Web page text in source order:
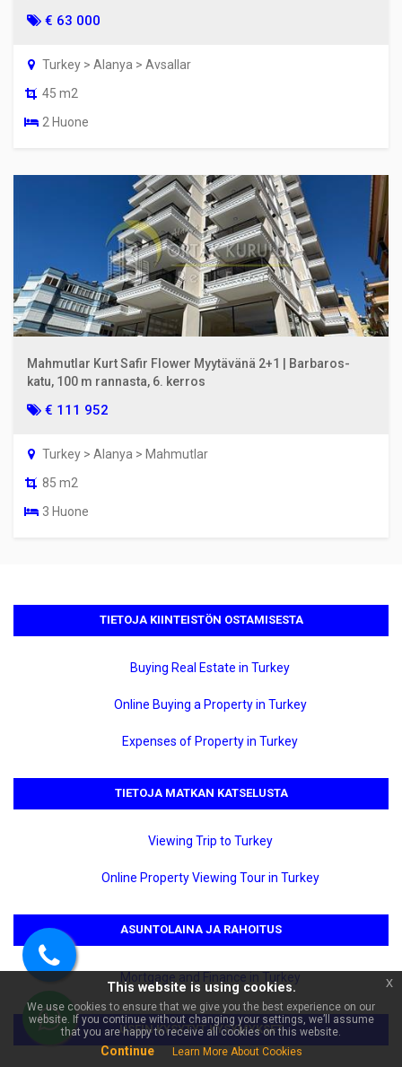
€ 63 000
Turkey > Alanya > Avsallar
45 m2
2 Huone
Mahmutlar Kurt Safir Flower Myytävänä 2+1 | Barbaros-
katu, 100 m rannasta, 6. kerros
€ 111 952
Turkey > Alanya > Mahmutlar
85 m2
3 Huone
TIETOJA KIINTEISTÖN OSTAMISESTA
Buying Real Estate in Turkey
Online Buying a Property in Turkey
Expenses of Property in Turkey
TIETOJA MATKAN KATSELUSTA
Viewing Trip to Turkey
Online Property Viewing Tour in Turkey
ASUNTOLAINA JA RAHOITUS
Mortgage and Finance in Turkey
USEIN KYSYTYT KYSYMYKSET
Soita
meille
WhatsApp
This website is using cookies.
We use cookies to ensure that we give you the best experience on our
website. If you continue without changing your settings, we’ll assume
that you are happy to receive all cookies on this website.
Continue Learn More About Cookies
x
🏠 Kysy kohteesta Alanya
1+1-asunto | Yksi
omistusoikeus - tilaisuus |